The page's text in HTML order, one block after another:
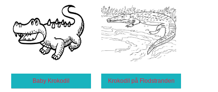
Baby Krokodil Krokodil på Flodstranden